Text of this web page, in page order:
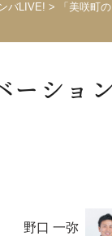
バLIVE! >
「美咲町の
ーショ
野口 一弥